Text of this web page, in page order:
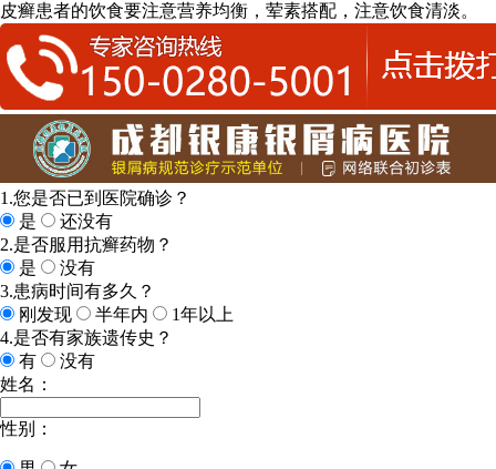
皮癣患者的饮食要注意营养均衡，荤素搭配，注意饮食清淡。
1.您是否已到医院确诊？
是
还没有
2.是否服用抗癣药物？
是
没有
3.患病时间有多久？
刚发现
半年内
1年以上
4.是否有家族遗传史？
有
没有
姓名：
性别：